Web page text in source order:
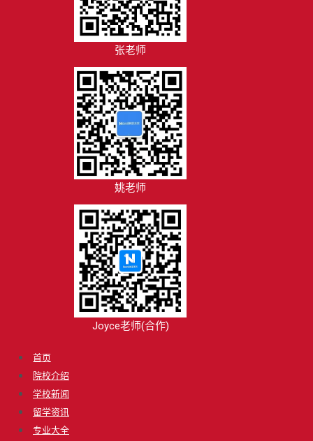
张老师
姚老师
Joyce老师(合作)
首页
院校介绍
学校新闻
留学资讯
专业大全